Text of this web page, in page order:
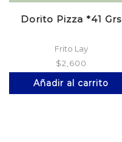
Dorito Pizza *41 Grs
Frito Lay
$2,600
Añadir al carrito